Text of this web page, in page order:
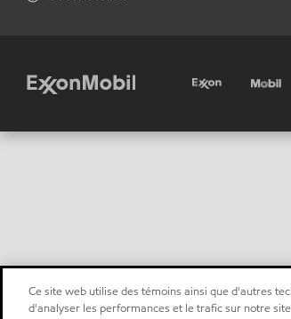
Ce site web utilise des témoins ainsi que d'autres
d'analyser les performances et le trafic sur notre